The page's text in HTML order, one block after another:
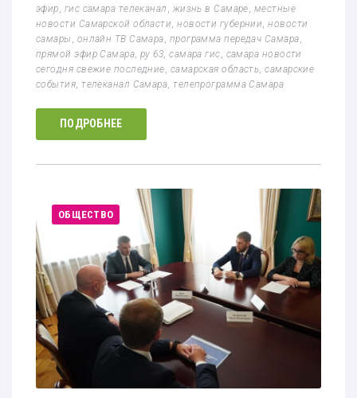
эфир гис самара телеканал жизнь в Самаре местные
новости Самарской области ,новости губернии ,новости
самары
онлайн ТВ Самара программа передач Самара
прямой эфир Самара ,ру 63 ,самара гис самара новости
сегодня свежие последние самарская область ,самарские
события ,телеканал Самара ,телепрограмма Самара
ПОДРОБНЕЕ
ОБЩЕСТВО